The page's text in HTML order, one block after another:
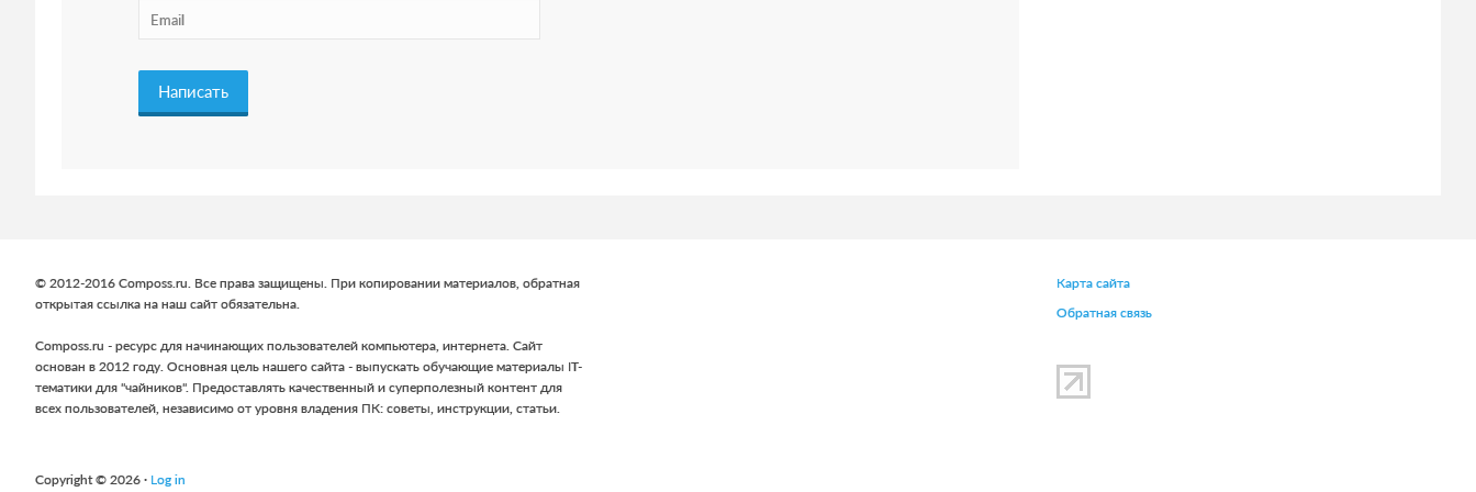
© 2012-2016 Composs.ru. Все права защищены. При копировании материалов, обратная
открытая ссылка на наш сайт обязательна.
Composs.ru - ресурс для начинающих пользователей компьютера, интернета. Сайт
основан в 2012 году. Основная цель нашего сайта - выпускать обучающие материалы IT-
тематики для "чайников". Предоставлять качественный и суперполезный контент для
всех пользователей, независимо от уровня владения ПК: советы, инструкции, статьи.
Карта сайта
Обратная связь
Copyright © 2026 · Log in